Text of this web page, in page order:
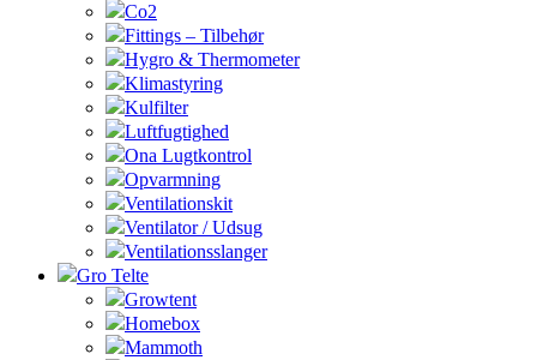
Co2
Fittings – Tilbehør
Hygro & Thermometer
Klimastyring
Kulfilter
Luftfugtighed
Ona Lugtkontrol
Opvarmning
Ventilationskit
Ventilator / Udsug
Ventilationsslanger
Gro Telte
Growtent
Homebox
Mammoth